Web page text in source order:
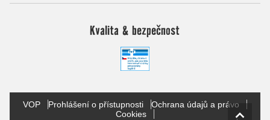
Kvalita & bezpečnost
VOP Prohlášení o přístupnosti
Ochrana údajů a právo
Cookies